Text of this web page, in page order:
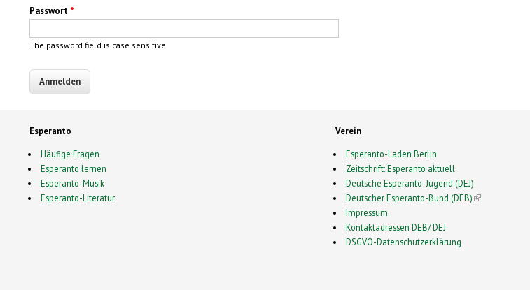
Passwort *
The password field is case sensitive.
Esperanto
Häufige Fragen
Esperanto lernen
Esperanto-Musik
Esperanto-Literatur
Verein
Esperanto-Laden Berlin
Zeitschrift: Esperanto aktuell
Deutsche Esperanto-Jugend (DEJ)
Deutscher Esperanto-Bund (DEB)(link is external)
Impressum
Kontaktadressen DEB/ DEJ
DSGVO-Datenschutzerklärung